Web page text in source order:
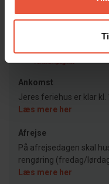
Bureau
Ankomst
Jeres feriehus er klar kl.
Læs mere her
Afrejse
På afrejsedagen skal
rengøring (fredag/
Læs mere her